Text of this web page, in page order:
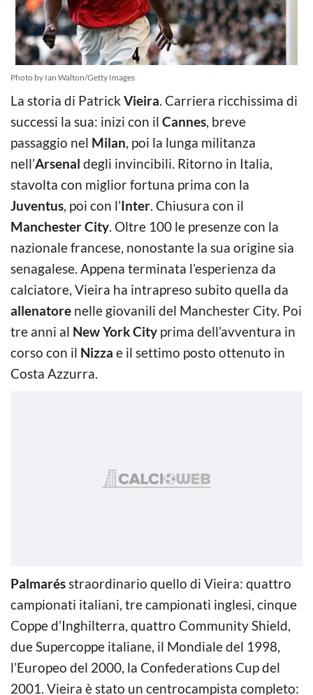
Photo by Ian Walton/Getty Images
La storia di Patrick Vieira. Carriera ricchissima di
successi la sua: inizi con il Cannes, breve
passaggio nel Milan, poi la lunga militanza
nell’Arsenal degli invincibili. Ritorno in Italia,
stavolta con miglior fortuna prima con la
Juventus, poi con l’Inter. Chiusura con il
Manchester City. Oltre 100 le presenze con la
nazionale francese, nonostante la sua origine sia
senagalese. Appena terminata l’esperienza da
calciatore, Vieira ha intrapreso subito quella da
allenatore nelle giovanili del Manchester City. Poi
tre anni al New York City prima dell’avventura in
corso con il Nizza e il settimo posto ottenuto in
Costa Azzurra.
Palmarésstraordinario quello di Vieira: quattro
campionati italiani, tre campionati inglesi, cinque
Coppe d’Inghilterra, quattro Community Shield,
due Supercoppe italiane, il Mondiale del 1998,
l’Europeo del 2000, la Confederations Cup del
2001. Vieira è stato un centrocampista completo: